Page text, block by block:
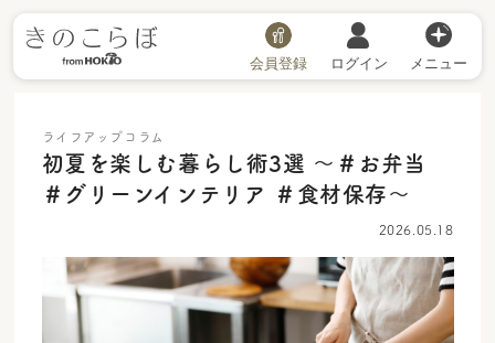
会員登録 ログイン メニュー
ライフアップコラム
初夏を楽しむ暮らし術3選 ～＃お弁当
＃グリーンインテリア ＃食材保存～
2026.05.18